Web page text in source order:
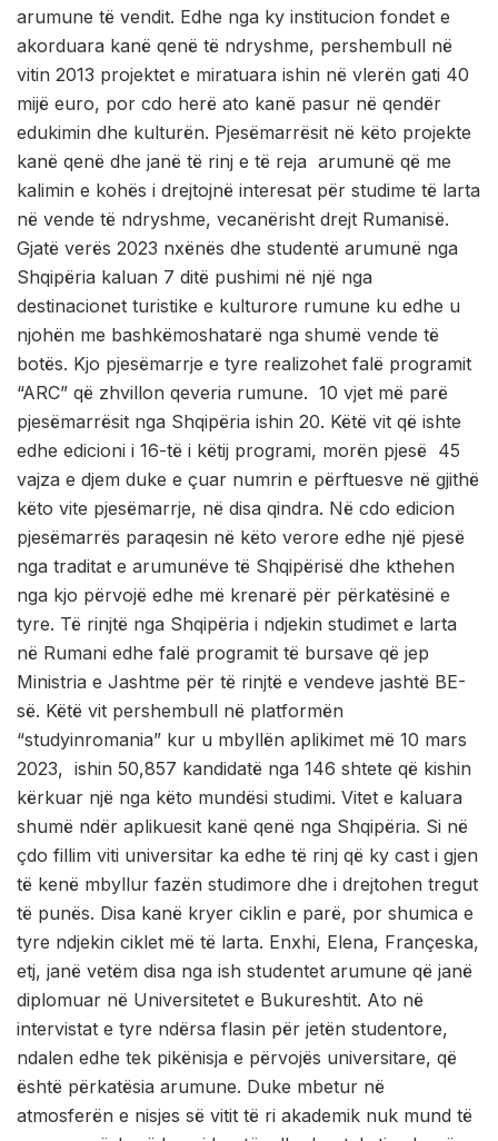
arumune të vendit. Edhe nga ky institucion fondet e
akorduara kanë qenë të ndryshme, pershembull në
vitin 2013 projektet e miratuara ishin në vlerën gati 40
mijë euro, por cdo herë ato kanë pasur në qendër
edukimin dhe kulturën. Pjesëmarrësit në këto projekte
kanë qenë dhe janë të rinj e të reja arumunë që me
kalimin e kohës i drejtojnë interesat për studime të larta
në vende të ndryshme, vecanërisht drejt Rumanisë.
Gjatë verës 2023 nxënës dhe studentë arumunë nga
Shqipëria kaluan 7 ditë pushimi në një nga
destinacionet turistike e kulturore rumune ku edhe u
njohën me bashkëmoshatarë nga shumë vende të
botës. Kjo pjesëmarrje e tyre realizohet falë programit
“ARC” që zhvillon qeveria rumune. 10 vjet më parë
pjesëmarrësit nga Shqipëria ishin 20. Këtë vit që ishte
edhe edicioni i 16-të i këtij programi, morën pjesë 45
vajza e djem duke e çuar numrin e përftuesve në gjithë
këto vite pjesëmarrje, në disa qindra. Në cdo edicion
pjesëmarrës paraqesin në këto verore edhe një pjesë
nga traditat e arumunëve të Shqipërisë dhe kthehen
nga kjo përvojë edhe më krenarë për përkatësinë e
tyre. Të rinjtë nga Shqipëria i ndjekin studimet e larta
në Rumani edhe falë programit të bursave që jep
Ministria e Jashtme për të rinjtë e vendeve jashtë BE-
së. Këtë vit pershembull në platformën
“studyinromania” kur u mbyllën aplikimet më 10 mars
2023, ishin 50,857 kandidatë nga 146 shtete që kishin
kërkuar një nga këto mundësi studimi. Vitet e kaluara
shumë ndër aplikuesit kanë qenë nga Shqipëria. Si në
çdo fillim viti universitar ka edhe të rinj që ky cast i gjen
të kenë mbyllur fazën studimore dhe i drejtohen tregut
të punës. Disa kanë kryer ciklin e parë, por shumica e
tyre ndjekin ciklet më të larta. Enxhi, Elena, Françeska,
etj, janë vetëm disa nga ish studentet arumune që janë
diplomuar në Universitetet e Bukureshtit. Ato në
intervistat e tyre ndërsa flasin për jetën studentore,
ndalen edhe tek pikënisja e përvojës universitare, që
është përkatësia arumune. Duke mbetur në
atmosferën e nisjes së vitit të ri akademik nuk mund të